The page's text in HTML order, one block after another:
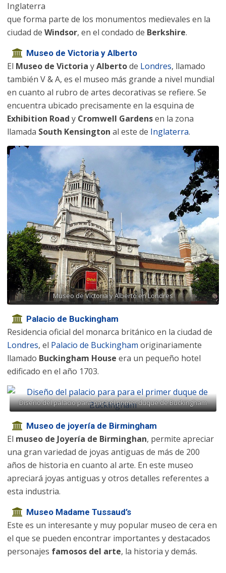
Inglaterra
que forma parte de los monumentos medievales en la
ciudad de Windsor, en el condado de Berkshire.
Museo de Victoria y Alberto
El Museo de Victoria yAlbertode Londres, llamado
también V & A, es el museo más grande a nivel mundial
en cuanto al rubro de artes decorativas se refiere. Se
encuentra ubicado precisamente en la esquina de
Exhibition Road y Cromwell Gardensen la zona
llamada South Kensington al este de Inglaterra.
Museo de Victoria y Alberto en Londres
Palacio de Buckingham
Residencia oficial del monarca británico en la ciudad de
Londres, el Palacio de Buckingham originariamente
llamado Buckingham House era un pequeño hotel
edificado en el año 1703.
Diseño del palacio para para el primer duque de Buckingham
Museo de joyería de Birmingham
El museo de Joyería de Birminghan, permite apreciar
una gran variedad de joyas antiguas de más de 200
años de historia en cuanto al arte. En este museo
apreciará joyas antiguas y otros detalles referentes a
esta industria.
Museo Madame Tussaud’s
Este es un interesante y muy popular museo de cera en
el que se pueden encontrar importantes y destacados
personajes famosos del arte, la historia y demás.